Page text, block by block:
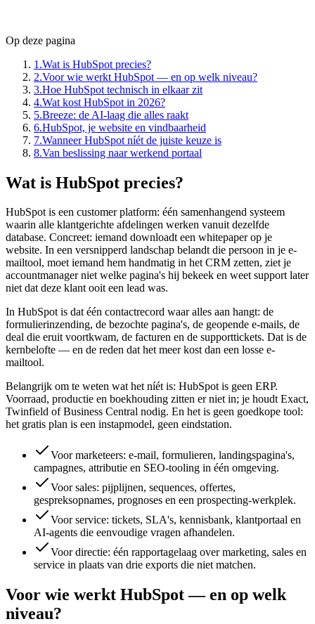
datamodel, lifecycle stages en vijf goede workflows.
Op deze pagina
1 .Wat is HubSpot precies?
2.Voor wie werkt HubSpot — en op welk niveau?
3.Hoe HubSpot technisch in elkaar zit
4.Wat kost HubSpot in 2026?
5.Breeze: de AI-laag die alles raakt
6.HubSpot, je website en vindbaarheid
7.Wanneer HubSpot níét de juiste keuze is
8.Van beslissing naar werkend portaal
Wat is HubSpot precies?
HubSpot is een customer platform: één samenhangend systeem
waarin alle klantgerichte afdelingen werken vanuit dezelfde
database. Concreet: iemand downloadt een whitepaper op je
website. In een versnipperd landschap belandt die persoon in je e-
mailtool, moet iemand hem handmatig in het CRM zetten, ziet je
accountmanager niet welke pagina's hij bekeek en weet support later
niet dat deze klant ooit een lead was.
In HubSpot is dat één contactrecord waar alles aan hangt: de
formulierinzending, de bezochte pagina's, de geopende e-mails, de
deal die eruit voortkwam, de facturen en de supporttickets. Dat is de
kernbelofte — en de reden dat het meer kost dan een losse e-
mailtool.
Belangrijk om te weten wat het níét is: HubSpot is geen ERP.
Voorraad, productie en boekhouding zitten er niet in; je houdt Exact,
Twinfield of Business Central nodig. En het is geen goedkope tool:
het gratis plan is een instapmodel, geen eindstation.
Voor marketeers: e-mail, formulieren, landingspagina's,
campagnes, attributie en SEO-tooling in één omgeving.
Voor sales: pijplijnen, sequences, offertes,
gespreksopnames, prognoses en een prospecting-werkplek.
Voor service: tickets, SLA's, kennisbank, klantportaal en
AI-agents die eenvoudige vragen afhandelen.
Voor directie: één rapportagelaag over marketing, sales en
service in plaats van drie exports die niet matchen.
Voor wie werkt HubSpot — en op welk
niveau?